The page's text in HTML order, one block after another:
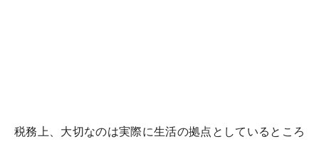
税務上、大切なのは実際に生活の拠点としているところ